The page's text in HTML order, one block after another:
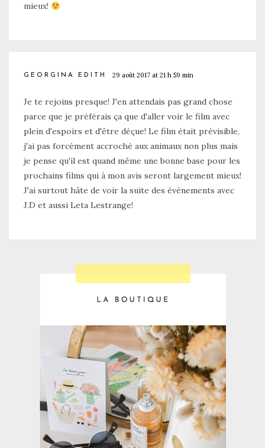
mieux!
GEORGINA EDITH 29 août 2017 at 21 h 59 min
Je te rejoins presque! J'en attendais pas grand chose
parce que je préférais ça que d'aller voir le film avec
plein d'espoirs et d'être déçue! Le film était prévisible,
j'ai pas forcément accroché aux animaux non plus mais
je pense qu'il est quand même une bonne base pour les
prochains films qui à mon avis seront largement mieux!
J'ai surtout hâte de voir la suite des évènements avec
J.D et aussi Leta Lestrange!